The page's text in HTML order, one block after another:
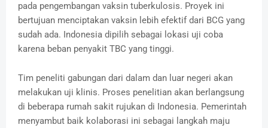
pada pengembangan vaksin tuberkulosis. Proyek ini
bertujuan menciptakan vaksin lebih efektif dari BCG yang
sudah ada. Indonesia dipilih sebagai lokasi uji coba
karena beban penyakit TBC yang tinggi.
Tim peneliti gabungan dari dalam dan luar negeri akan
melakukan uji klinis. Proses penelitian akan berlangsung
di beberapa rumah sakit rujukan di Indonesia. Pemerintah
menyambut baik kolaborasi ini sebagai langkah maju